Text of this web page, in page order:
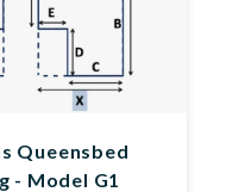
Queensbed
- Model G1